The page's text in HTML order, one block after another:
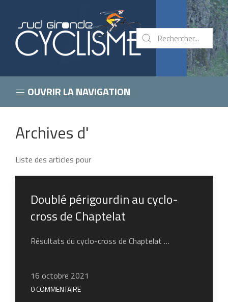
OUVRIR LA NAVIGATION
Archives d'
Liste des articles pour
Doublé périgourdin au cyclo-
cross de Chaptelat
Résultats du cyclo-cross de Chaptelat …
16 octobre 2021
0 COMMENTAIRE